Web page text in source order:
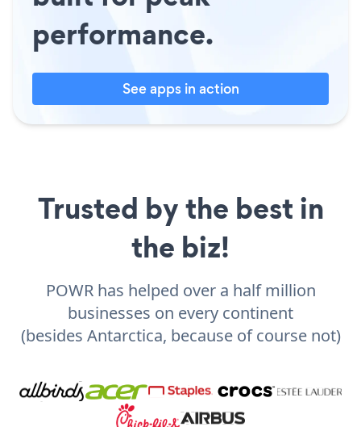
performance.
See apps in action
Trusted by the best in
the biz!
POWR has helped over a half million
businesses on every continent
(besides Antarctica, because of course not)